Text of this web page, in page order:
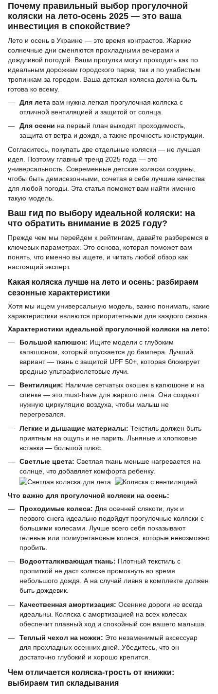
Почему правильный выбор прогулочной
коляски на лето-осень 2025 — это ваша
инвестиция в спокойствие?
Лето и осень в Украине — это время контрастов. Жаркие
солнечные дни сменяются прохладными вечерами и
дождливой погодой. Ваши прогулки могут проходить как по
идеальным дорожкам городского парка, так и по ухабистым
тропинкам за городом. Ваша детская коляска должна быть
готова ко всему.
Для лета вам нужна легкая прогулочная коляска с
отличной вентиляцией и защитой от солнца.
Для осени на первый план выходят проходимость,
защита от ветра и дождя, а также прочность конструкции.
Согласитесь, покупать две отдельные коляски — не лучшая
идея. Поэтому главный тренд 2025 года — это
универсальность. Современные детские коляски созданы,
чтобы быть демисезонными, сочетая в себе лучшие качества
для любой погоды. Эта статья поможет вам найти именно
такую модель.
Ваш гид по выбору идеальной коляски: на
что обратить внимание в 2025 году?
Прежде чем мы перейдем к рейтингам, давайте разберемся в
ключевых параметрах. Это основа, которая поможет вам
понять, что именно вы ищете, и читать любой обзор как
настоящий эксперт.
Какая коляска лучше на лето и осень: разбираем
сезонные характеристики
Хотя мы ищем универсальную модель, важно понимать, какие
характеристики являются приоритетными для каждого сезона.
Характеристики идеальной прогулочной коляски на лето:
Большой капюшон: Ищите модели с глубоким
капюшоном, который опускается до бампера. Лучший
вариант — ткань с защитой UPF 50+, которая блокирует
вредные ультрафиолетовые лучи.
Вентиляция: Наличие сетчатых окошек в капюшоне и на
спинке — это must-have для жаркого лета. Они создают
нужную циркуляцию воздуха, чтобы малыш не
перегревался.
Легкие и дышащие материалы: Текстиль должен быть
приятным на ощупь и не парить. Льняные и хлопковые
вставки — большой плюс.
Светлые цвета: Светлая ткань меньше нагревается на
солнце, что добавляет комфорта ребенку.
Что важно для прогулочной коляски на осень:
Проходимые колеса: Для осенней слякоти, луж и
первого снега идеально подойдут прогулочные коляски с
большими колесами. Лучше всего себя показывают
гелевые или полиуретановые колеса, которые невозможно
пробить.
Водоотталкивающая ткань: Плотный текстиль с
пропиткой не даст коляске промокнуть во время
небольшого дождя. А на случай ливня в комплекте должен
быть дождевик.
Качественная амортизация: Осенние дороги не всегда
идеальны. Коляска с амортизацией на всех колесах
обеспечит плавный ход и спокойный сон вашего малыша.
Теплый чехол на ножки: Это незаменимый аксессуар
для прохладных осенних дней. Убедитесь, что он
достаточно глубокий и хорошо крепится.
Чем отличается коляска-трость от книжки:
выбираем тип складывания